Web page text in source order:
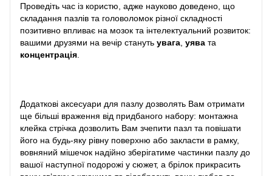
Проведіть час із користю, адже науково доведено, що
складання пазлів та головоломок різної складності
позитивно впливає на мозок та інтелектуальний розвиток:
вашими друзями на вечір стануть увага уява та
концентрація
Додаткові аксесуари для пазлу дозволять Вам отримати
ще більші враження від придбаного набору: монтажна
клейка стрічка дозволить Вам зчепити пазл та повішати
його на будь-яку рівну поверхню або закласти в рамку,
вовняний мішечок надійно зберігатиме частинки пазлу до
вашої наступної подорожі у сюжет, а брілок прикрасить